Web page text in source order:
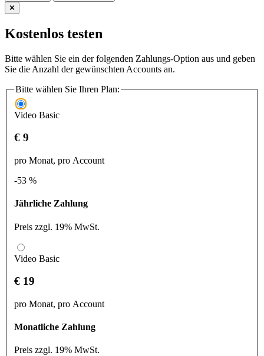
Kostenlos testen
Bitte wählen Sie ein der folgenden Zahlungs-Option aus und geben
Sie die Anzahl der gewünschten Accounts an.
Bitte wählen Sie Ihren Plan:
Video Basic
€ 9
pro Monat, pro Account
-53 %
Jährliche Zahlung
Preis zzgl. 19% MwSt.
Video Basic
€ 19
pro Monat, pro Account
Monatliche Zahlung
Preis zzgl. 19% MwSt.